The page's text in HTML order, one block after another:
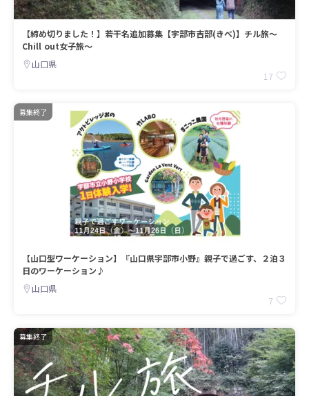
【締め切りました！】若干名追加募集【宇部市吉部(きべ)】チル旅～
Chill out女子旅～
山口県
17
募集終了
【山口型ワーケーション】『山口県宇部市小野』親子で過ごす、２泊３
日のワーケーション♪
山口県
7
募集終了